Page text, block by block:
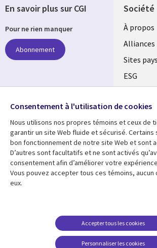
Société
À propos
Alliances
Sites pays
ESG
Fusions
Salle de
Ressources
Articles
Études de cas
Support
En savoir plus sur CGI
Pour ne rien manquer
Abonnement
Suivez-nous
Social
Media
Global
FR
Consentement à l'utilisation de cookies
Nous utilisons nos propres témoins et ceux de
garantir un site Web fluide et sécurisé. Certains
bon fonctionnement de notre site Web et sont
D’autres sont facultatifs et ne sont activés
consentement afin d’améliorer votre
Vous pouvez accepter tous ces témoins, aucun
eux.
Personnaliser les cookies
Accepter tous les cookies